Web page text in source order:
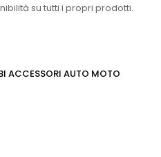
su tutti i propri prodotti.
ACCESSORI AUTO MOTO